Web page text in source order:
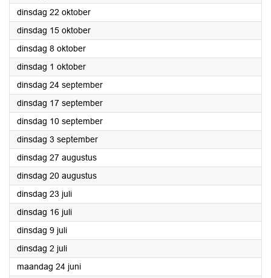
dinsdag 22 oktober2024
dinsdag 15 oktober2024
dinsdag 8 oktober2024
dinsdag 1 oktober2024
dinsdag 24 september2024
dinsdag 17 september2024
dinsdag 10 september2024
dinsdag 3 september2024
dinsdag 27 augustus2024
dinsdag 20 augustus2024
dinsdag 23 juli2024
dinsdag 16 juli2024
dinsdag 9 juli2024
dinsdag 2 juli2024
maandag 24 juni2024